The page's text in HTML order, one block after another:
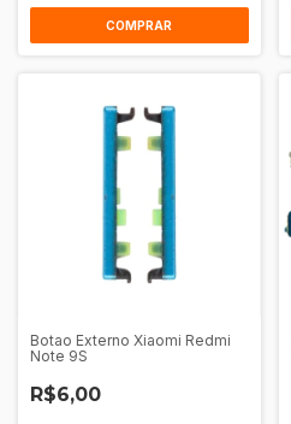
Botao Externo Xiaomi Redmi
Note 9S
R$6,00